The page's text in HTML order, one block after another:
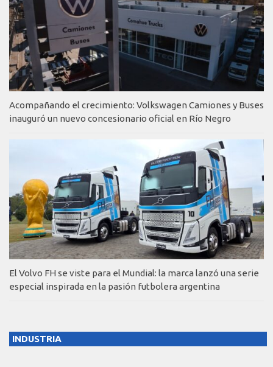
Acompañando el crecimiento: Volkswagen Camiones y Buses
inauguró un nuevo concesionario oficial en Río Negro
El Volvo FH se viste para el Mundial: la marca lanzó una serie
especial inspirada en la pasión futbolera argentina
INDUSTRIA